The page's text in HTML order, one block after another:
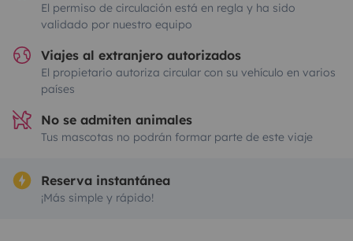
El permiso de circulación está en regla y ha sido
validado por nuestro equipo
Viajes al extranjero autorizados
El propietario autoriza circular con su vehículo en varios
países
No se admiten animales
Tus mascotas no podrán formar parte de este viaje
Reserva instantánea
¡Más simple y rápido!